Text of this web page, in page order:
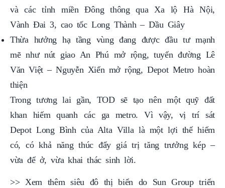
và các tỉnh miền Đông thông qua Xa lộ Hà Nội,
Vành Đai 3, cao tốc Long Thành – Dầu Giây
Thừa hưởng hạ tầng vùng đang được đầu tư mạnh
mẽ như nút giao An Phú mở rộng, tuyến đường Lê
Văn Việt – Nguyễn Xiển mở rộng, Depot Metro hoàn
thiện
Trong tương lai gần, TOD sẽ tạo nên một quỹ đất
khan hiếm quanh các ga metro. Vì vậy, vị trí sát
Depot Long Bình của Alta Villa là một lợi thế hiếm
có, có khả năng thúc đẩy giá trị tăng trưởng kép –
vừa để ở, vừa khai thác sinh lời.
>> Xem thêm siêu đô thị biển do Sun Group triển